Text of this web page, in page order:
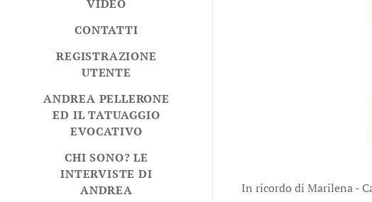
VIDEO
CONTATTI
REGISTRAZIONE
UTENTE
ANDREA PELLERONE
ED IL TATUAGGIO
EVOCATIVO
CHI SONO? LE
INTERVISTE DI
ANDREA
In ricordo di Marilena -